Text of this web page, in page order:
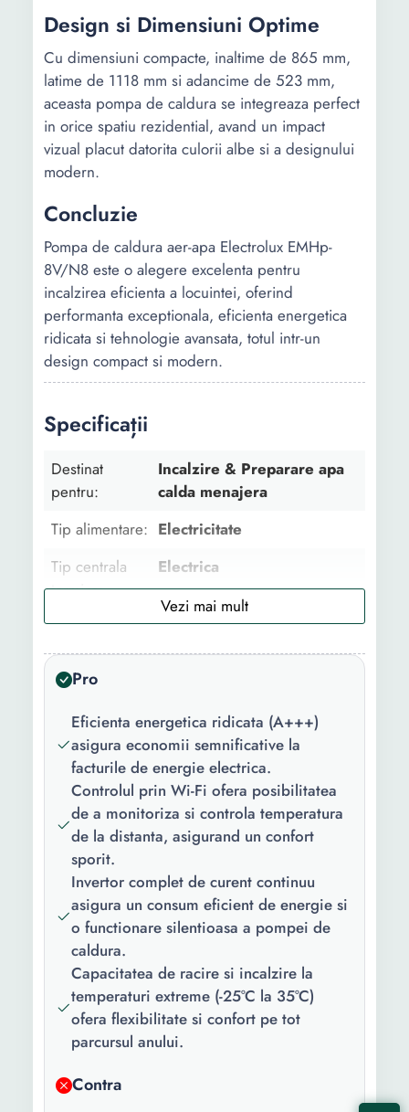
Design si Dimensiuni Optime
Cu dimensiuni compacte, inaltime de 865 mm,
latime de 1118 mm si adancime de 523 mm,
aceasta pompa de caldura se integreaza perfect
in orice spatiu rezidential, avand un impact
vizual placut datorita culorii albe si a designului
modern.
Concluzie
Pompa de caldura aer-apa Electrolux EMHp-
8V/N8 este o alegere excelenta pentru
incalzirea eficienta a locuintei, oferind
performanta exceptionala, eficienta energetica
ridicata si tehnologie avansata, totul intr-un
design compact si modern.
Specificații
Destinat
pentru:
Incalzire & Preparare apa
calda menajera
Tip alimentare: Electricitate
Tip centrala
termica:
Electrica
Utilizare:
Rezidential
maxima
incalzire:
Functii:
Motor DC fara perii Tip
regulator: Valva electronica
de expansiune Agent
frigorific R32 Numar de
ventilatoare: 1 Compresor
Nivel zgomot:
59 dB
Tensiune
alimentare:
220 V
Culoare:
Alb
Smart:
Da
Debit apa
calda:
Pro
Eficienta energetica ridicata (A+++)
asigura economii semnificative la
facturile de energie electrica.
Controlul prin Wi-Fi ofera posibilitatea
de a monitoriza si controla temperatura
de la distanta, asigurand un confort
sporit.
Invertor complet de curent continuu
asigura un consum eficient de energie si
o functionare silentioasa a pompei de
caldura.
Capacitatea de racire si incalzire la
temperaturi extreme (-25°C la 35°C)
ofera flexibilitate si confort pe tot
parcursul anului.
Contra